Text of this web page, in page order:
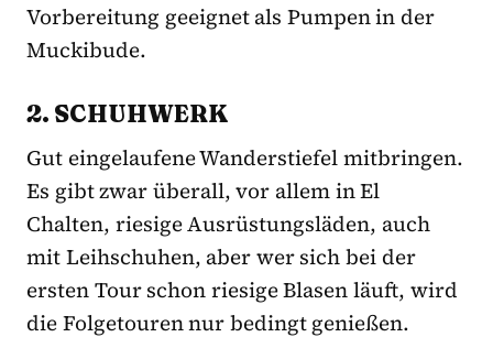
Vorbereitung geeignet als Pumpen in der
Muckibude.
2. SCHUHWERK
Gut eingelaufene Wanderstiefel mitbringen.
Es gibt zwar überall, vor allem in El
Chalten, riesige Ausrüstungsläden, auch
mit Leihschuhen, aber wer sich bei der
ersten Tour schon riesige Blasen läuft, wird
die Folgetouren nur bedingt genießen.